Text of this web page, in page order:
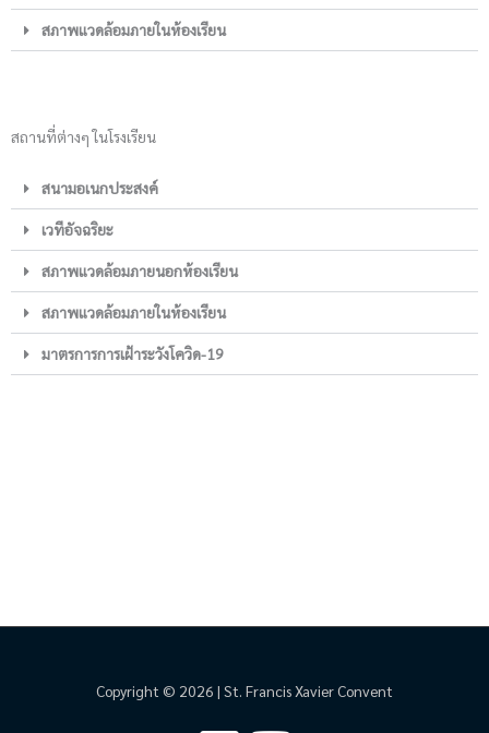
สภาพแวดล้อมภายในห้องเรียน
สถานที่ต่างๆ ในโรงเรียน
สนามอเนกประสงค์
เวทีอัจฉริยะ
สภาพแวดล้อมภายนอกห้องเรียน
สภาพแวดล้อมภายในห้องเรียน
มาตรการการเฝ้าระวังโควิด-19
Copyright © 2026 | St. Francis Xavier Convent